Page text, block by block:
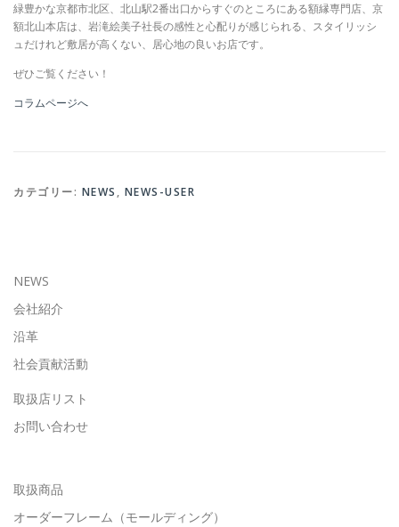
緑豊かな京都市北区、北山駅2番出口からすぐのところにある額縁専門店、京
額北山本店は、岩滝絵美子社長の感性と心配りが感じられる、スタイリッシ
ュだけれど敷居が高くない、居心地の良いお店です。
ぜひご覧ください！
コラムページへ
カテゴリー: NEWS , NEWS-USER
NEWS
会社紹介
沿革
社会貢献活動
取扱店リスト
お問い合わせ
取扱商品
オーダーフレーム（モールディング）